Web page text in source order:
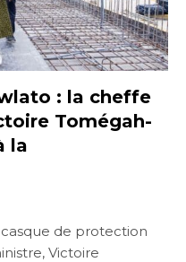
: la cheffe
Tomégah-
la
de protection
Victoire